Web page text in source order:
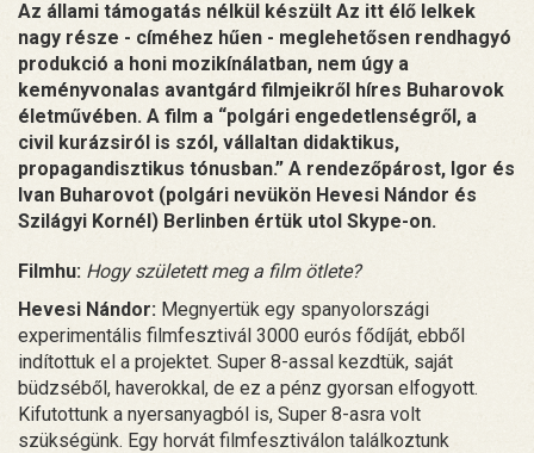
Az állami támogatás nélkül készült Az itt élő lelkek
nagy része - címéhez hűen - meglehetősen rendhagyó
produkció a honi mozikínálatban, nem úgy a
keményvonalas avantgárd filmjeikről híres Buharovok
életművében. A film a “polgári engedetlenségről, a
civil kurázsiról is szól, vállaltan didaktikus,
propagandisztikus tónusban.” A rendezőpárost, Igor és
Ivan Buharovot (polgári nevükön Hevesi Nándor és
Szilágyi Kornél) Berlinben értük utol Skype-on.
Filmhu: Hogy született meg a film ötlete?
Hevesi Nándor: Megnyertük egy spanyolországi
experimentális filmfesztivál 3000 eurós fődíját, ebből
indítottuk el a projektet. Super 8-assal kezdtük, saját
büdzséből, haverokkal, de ez a pénz gyorsan elfogyott.
Kifutottunk a nyersanyagból is, Super 8-asra volt
szükségünk. Egy horvát filmfesztiválon találkoztunk